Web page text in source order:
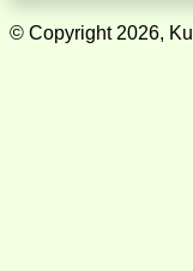
© Copyright 2026,